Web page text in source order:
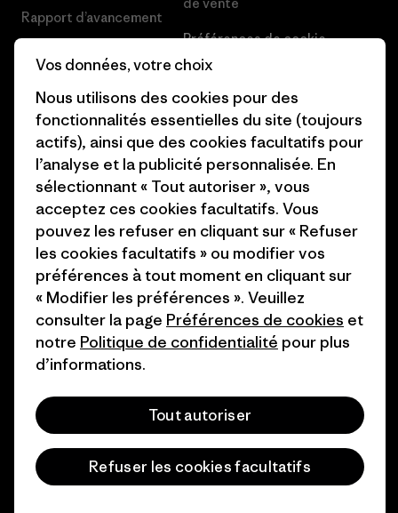
Rapport d’avancement
Objectifs climatiques
1% For The Planet
Comment nous
finançons
Cartes cadeaux
Nos magasins
Préférences de cookie
Carrières
Presse et media
Industry program
Programme d’affiliation
Patagonia Belgique Plan du
site
© 2026 Patagonia, Inc. All Rights Reserved.
Vos données, votre choix
Nous utilisons des cookies pour des
fonctionnalités essentielles du site (toujours
actifs), ainsi que des cookies facultatifs pour
l’analyse et la publicité personnalisée. En
sélectionnant « Tout autoriser », vous
acceptez ces cookies facultatifs. Vous
pouvez les refuser en cliquant sur « Refuser
les cookies facultatifs » ou modifier vos
préférences à tout moment en cliquant sur
« Modifier les préférences ». Veuillez
consulter la page Préférences de cookies et
notre Politique de confidentialité pour plus
d’informations.
Tout autoriser
Refuser les cookies facultatifs